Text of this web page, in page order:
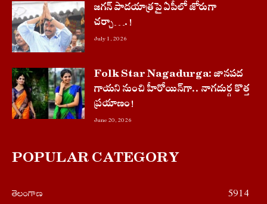
జగన్ పాదయాత్రపై ఏపీలో జోరుగా
చ‌ర్చా….!
July 1, 2026
Folk Star Nagadurga: జానపద
గాయని నుంచి హీరోయిన్‌గా.. నాగదుర్గ కొత్త
ప్రయాణం!
June 20, 2026
POPULAR CATEGORY
తెలంగాణ
5914